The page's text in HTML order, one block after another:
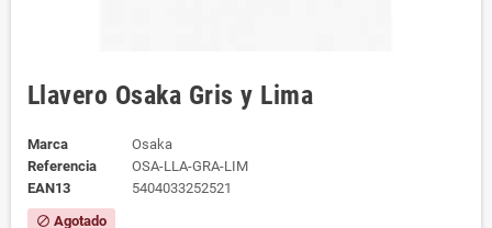
Llavero Osaka Gris y Lima
Marca
Osaka
Referencia
OSA-LLA-GRA-LIM
EAN13
5404033252521
block Agotado